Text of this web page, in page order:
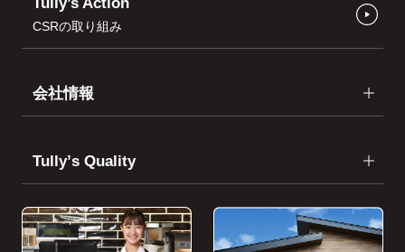
CSRの取り組み
会社情報
Tullyʼs Quality